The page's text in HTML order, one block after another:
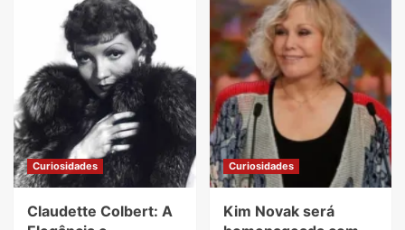
Curiosidades
Claudette Colbert: A
Curiosidades
Kim Novak será